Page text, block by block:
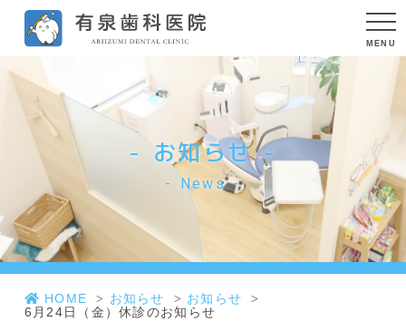
お知らせ
News
HOME お知らせ
お知らせ
6月24日（金）休診のお知らせ